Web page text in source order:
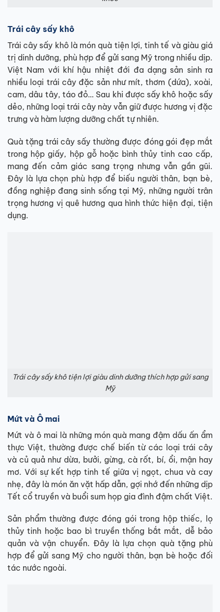
Trái cây sấy khô
Trái cây sấy khô là món quà tiện lợi, tinh tế và giàu giá
trị dinh dưỡng, phù hợp để gửi sang Mỹ trong nhiều dịp.
Việt Nam với khí hậu nhiệt đới đa dạng sản sinh ra
nhiều loại trái cây đặc sản như mít, thơm (dứa), xoài,
cam, dâu tây, táo đỏ… Sau khi được sấy khô hoặc sấy
dẻo, những loại trái cây này vẫn giữ được hương vị đặc
trưng và hàm lượng dưỡng chất tự nhiên.
Quà tặng trái cây sấy thường được đóng gói đẹp mắt
trong hộp giấy, hộp gỗ hoặc bình thủy tinh cao cấp,
mang đến cảm giác sang trọng nhưng vẫn gần gũi.
Đây là lựa chọn phù hợp để biếu người thân, bạn bè,
đồng nghiệp đang sinh sống tại Mỹ, những người trân
trọng hương vị quê hương qua hình thức hiện đại, tiện
dụng.
Trái cây sấy khô tiện lợi giàu dinh dưỡng thích hợp gửi sang
Mỹ
Mứt và Ô mai
Mứt và ô mai là những món quà mang đậm dấu ấn ẩm
thực Việt, thường được chế biến từ các loại trái cây
và củ quả như dừa, bưởi, gừng, cà rốt, bí, ổi, mận hay
mơ. Với sự kết hợp tinh tế giữa vị ngọt, chua và cay
nhẹ, đây là món ăn vặt hấp dẫn, gợi nhớ đến những dịp
Tết cổ truyền và buổi sum họp gia đình đậm chất Việt.
Sản phẩm thường được đóng gói trong hộp thiếc, lọ
thủy tinh hoặc bao bì truyền thống bắt mắt, dễ bảo
quản và vận chuyển. Đây là lựa chọn quà tặng phù
hợp để gửi sang Mỹ cho người thân, bạn bè hoặc đối
tác nước ngoài.